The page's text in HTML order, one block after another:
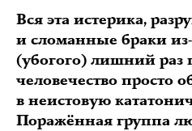
Вся эта истерика,
и сломанные браки из-
(убогого) лишний раз
человечество просто
в неистовую
Поражённая группа